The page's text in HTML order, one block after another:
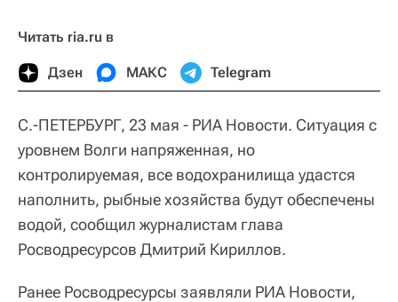
Читать ria.ru в
Дзен МАКС Telegram
С.-ПЕТЕРБУРГ, 23 мая - РИА Новости. Ситуация с
уровнем Волги напряженная, но
контролируемая, все водохранилища удастся
наполнить, рыбные хозяйства будут обеспечены
водой, сообщил журналистам глава
Росводресурсов Дмитрий Кириллов.
Ранее Росводресурсы заявляли РИА Новости,